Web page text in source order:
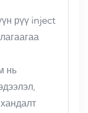
рүү inject
нь